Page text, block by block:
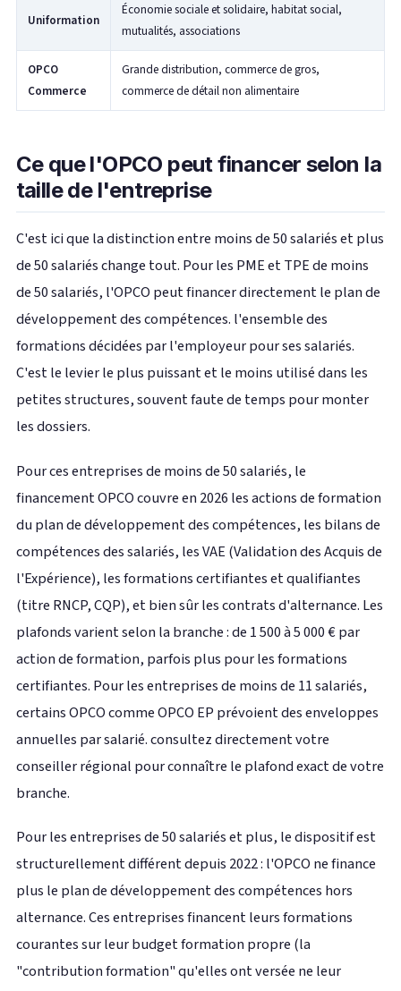
Uniformation
Économie sociale et solidaire, habitat social,
mutualités, associations
OPCO
Commerce
Grande distribution, commerce de gros,
commerce de détail non alimentaire
Ce que l'OPCO peut financer selon la
taille de l'entreprise
C'est ici que la distinction entre moins de 50 salariés et plus
de 50 salariés change tout. Pour les PME et TPE de moins
de 50 salariés, l'OPCO peut financer directement le plan de
développement des compétences. l'ensemble des
formations décidées par l'employeur pour ses salariés.
C'est le levier le plus puissant et le moins utilisé dans les
petites structures, souvent faute de temps pour monter
les dossiers.
Pour ces entreprises de moins de 50 salariés, le
financement OPCO couvre en 2026 les actions de formation
du plan de développement des compétences, les bilans de
compétences des salariés, les VAE (Validation des Acquis de
l'Expérience), les formations certifiantes et qualifiantes
(titre RNCP, CQP), et bien sûr les contrats d'alternance. Les
plafonds varient selon la branche : de 1 500 à 5 000 € par
action de formation, parfois plus pour les formations
certifiantes. Pour les entreprises de moins de 11 salariés,
certains OPCO comme OPCO EP prévoient des enveloppes
annuelles par salarié. consultez directement votre
conseiller régional pour connaître le plafond exact de votre
branche.
Pour les entreprises de 50 salariés et plus, le dispositif est
structurellement différent depuis 2022 : l'OPCO ne finance
plus le plan de développement des compétences hors
alternance. Ces entreprises financent leurs formations
courantes sur leur budget formation propre (la
"contribution formation" qu'elles ont versée ne leur